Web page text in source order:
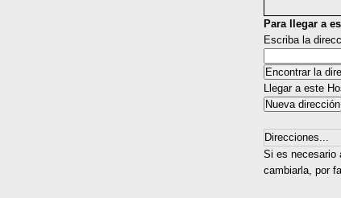
Para llegar a
Escriba la
Llegar a este
Direcciones...
Si es necesario
cambiarla, por